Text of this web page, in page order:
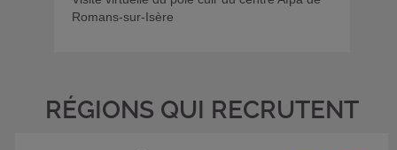
Romans-sur-Isère
RÉGIONS QUI RECRUTENT